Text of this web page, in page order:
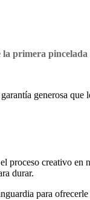
la primera pincelada
generosa que
creativo
durar.
para